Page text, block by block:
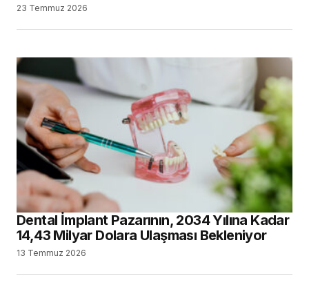
23 Temmuz 2026
Dental İmplant Pazarının, 2034 Yılına Kadar
14,43 Milyar Dolara Ulaşması Bekleniyor
13 Temmuz 2026